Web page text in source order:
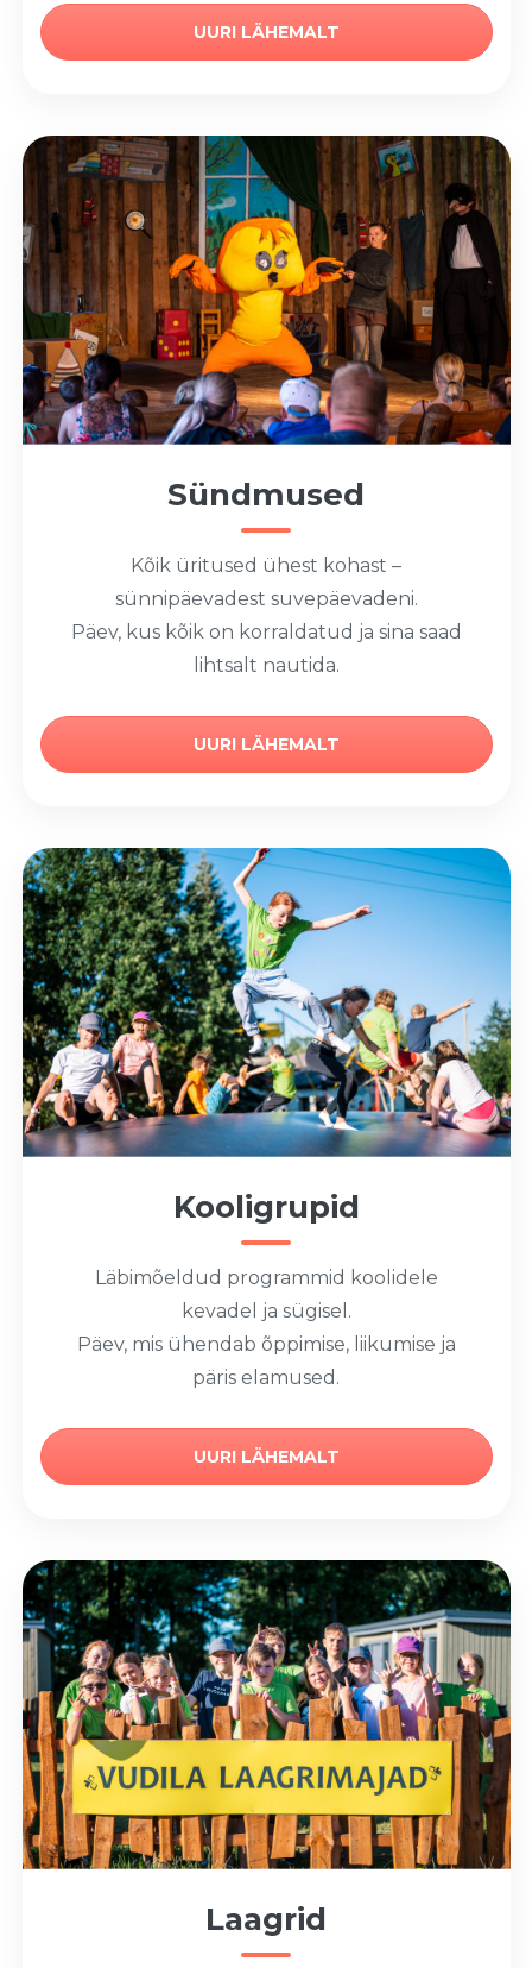
UURI LÄHEMALT
Sündmused
Kõik üritused ühest kohast –
sünnipäevadest suvepäevadeni.
Päev, kus kõik on korraldatud ja sina saad
lihtsalt nautida.
UURI LÄHEMALT
Kooligrupid
Läbimõeldud programmid koolidele
kevadel ja sügisel.
Päev, mis ühendab õppimise, liikumise ja
päris elamused.
UURI LÄHEMALT
Laagrid